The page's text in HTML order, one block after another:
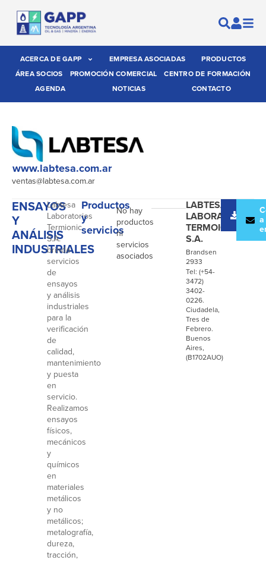
ACERCA DE GAPP EMPRESA ASOCIADAS
PRODUCTOS
ÁREA SOCIOS
PROMOCIÓN COMERCIAL
CENTRO DE FORMACIÓN
AGENDA
NOTICIAS CONTACTO
www.labtesa.com.ar
ventas@labtesa.com.ar
ENSAYOS
Y
ANÁLISIS
INDUSTRIALES
Labtesa
Laboratorios
Termionic
S.A.
brinda
servicios
de
ensayos
y análisis
industriales
para la
verificación
de
calidad,
mantenimiento
y puesta
en
servicio.
Realizamos
ensayos
físicos,
mecánicos
y
químicos
en
materiales
metálicos
y no
metálicos;
metalografía,
dureza,
tracción,
Productos
y
servicios
No hay
productos
ni
servicios
asociados
LABTESA
LABORATORIOS
TERMOIONIC
S.A.
Brandsen
2933
Tel: (+54-
3472)
3402-
0226.
Ciudadela,
Tres de
Febrero.
Buenos
Aires,
(B1702AUO)